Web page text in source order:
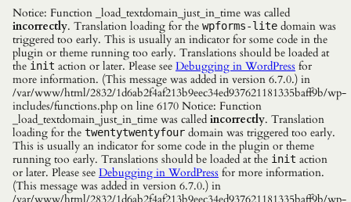
Notice: Function _load_textdomain_just_in_time was called
incorrectly. Translation loading for the wpforms-lite domain was
triggered too early. This is usually an indicator for some code in the
plugin or theme running too early. Translations should be loaded at
the init action or later. Please see Debugging in WordPress for
more information. (This message was added in version 6.7.0.) in
/var/www/html/2832/1d6ab2f4af213b9eec34ed937621181335baff9b/wp-
includes/functions.php on line 6170 Notice: Function
_load_textdomain_just_in_time was called incorrectly. Translation
loading for the twentytwentyfour domain was triggered too early.
This is usually an indicator for some code in the plugin or theme
running too early. Translations should be loaded at the init action
or later. Please see Debugging in WordPress for more information.
(This message was added in version 6.7.0.) in